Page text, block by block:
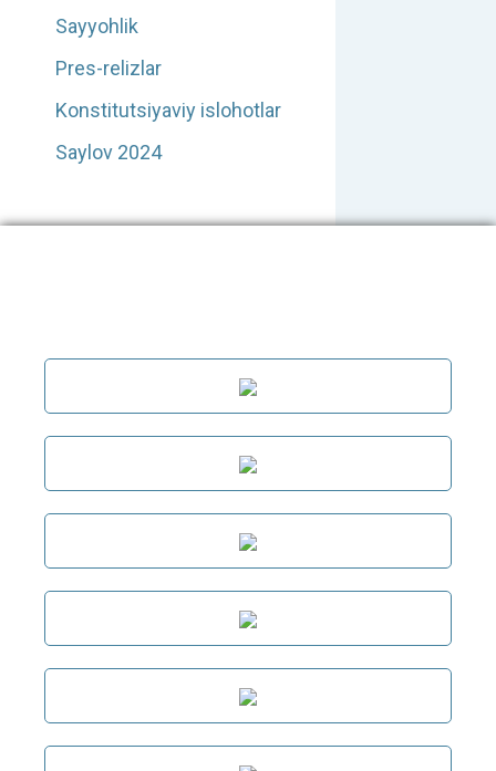
Sayyohlik
Pres-relizlar
Konstitutsiyaviy islohotlar
Saylov 2024